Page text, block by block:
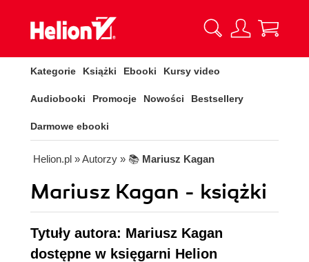
Kategorie Książki Ebooki Kursy video
Audiobooki Promocje Nowości Bestsellery
Darmowe ebooki
Helion.pl » Autorzy » 📚 Mariusz Kagan
Mariusz Kagan - książki
Tytuły autora: Mariusz Kagan
dostępne w księgarni Helion